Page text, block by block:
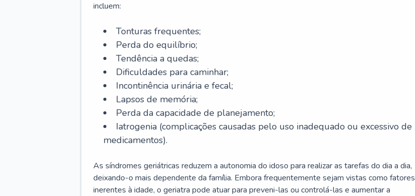
incluem:
Tonturas frequentes;
Perda do equilíbrio;
Tendência a quedas;
Dificuldades para caminhar;
Incontinência urinária e fecal;
Lapsos de memória;
Perda da capacidade de planejamento;
Iatrogenia (complicações causadas pelo uso inadequado ou excessivo de
medicamentos).
As síndromes geriátricas reduzem a autonomia do idoso para realizar as tarefas do dia a dia,
deixando-o mais dependente da família. Embora frequentemente sejam vistas como fatores
inerentes à idade, o geriatra pode atuar para preveni-las ou controlá-las e aumentar a